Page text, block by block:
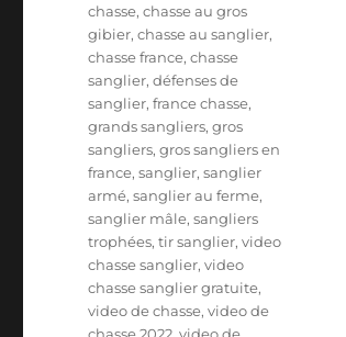
s
É
t
i
q
u
e
t
t
e
s
chasse,chasse au gros
gibier,chasse au sanglier,
chasse france,chasse
sanglier,défenses de
sanglier,france chasse,
grands sangliers,gros
sangliers,gros sangliers en
france,sanglier,sanglier
armé,sanglier au ferme,
sanglier mâle,sangliers
trophées,tir sanglier,video
chasse sanglier,video
chasse sanglier gratuite,
video de chasse,video de